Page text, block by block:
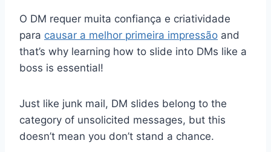
O DM requer muita confiança e criatividade
para causar a melhor primeira impressão and
that’s why learning how to slide into DMs like a
boss is essential!
Just like junk mail, DM slides belong to the
category of unsolicited messages, but this
doesn’t mean you don’t stand a chance.